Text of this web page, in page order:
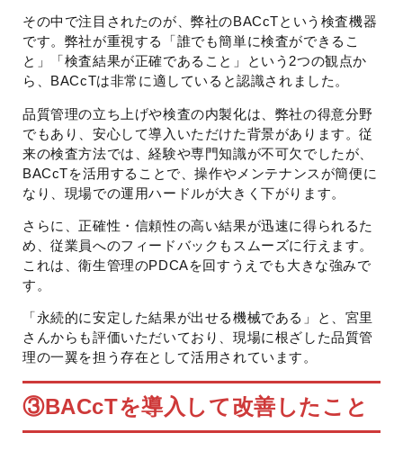
その中で注目されたのが、弊社のBACcTという検査機器
です。弊社が重視する「誰でも簡単に検査ができるこ
と」「検査結果が正確であること」という2つの観点か
ら、BACcTは非常に適していると認識されました。
品質管理の立ち上げや検査の内製化は、弊社の得意分野
でもあり、安心して導入いただけた背景があります。従
来の検査方法では、経験や専門知識が不可欠でしたが、
BACcTを活用することで、操作やメンテナンスが簡便に
なり、現場での運用ハードルが大きく下がります。
さらに、正確性・信頼性の高い結果が迅速に得られるた
め、従業員へのフィードバックもスムーズに行えます。
これは、衛生管理のPDCAを回すうえでも大きな強みで
す。
「永続的に安定した結果が出せる機械である」と、宮里
さんからも評価いただいており、現場に根ざした品質管
理の一翼を担う存在として活用されています。
③BACcTを導入して改善したこと